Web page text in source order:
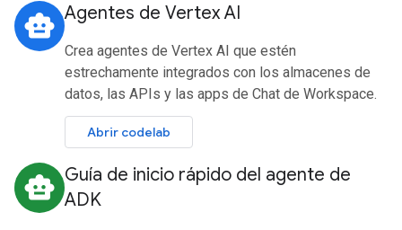
smart_toy Agentes de Vertex AI
Crea agentes de Vertex AI que estén
estrechamente integrados con los almacenes de
datos, las APIs y las apps de Chat de Workspace.
Abrir codelab
smart_toy Guía de inicio rápido del agente de
ADK